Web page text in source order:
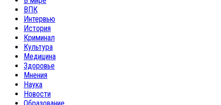
ВПК
Интервью
История
Криминал
Культура
Медицина
Здоровье
Мнения
Наука
Новости